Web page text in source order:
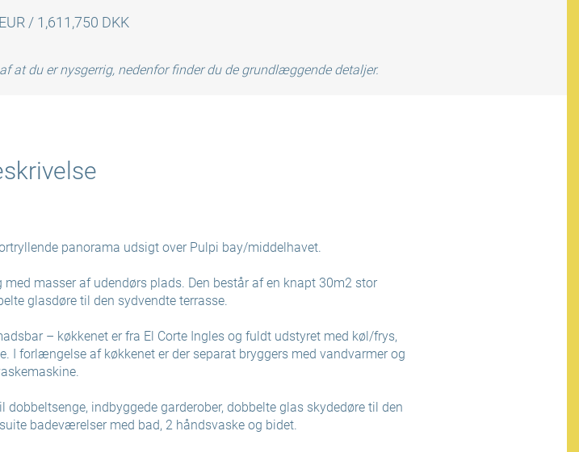
/ 1,611,750 DKK
at du er nysgerrig, nedenfor finder du de grundlæggende detaljer.
panorama udsigt over Pulpi bay/middelhavet.
masser af udendørs plads. Den består af en knapt 30m2 stor
glasdøre til den sydvendte terrasse.
– køkkenet er fra El Corte Ingles og fuldt udstyret med køl/frys,
I forlængelse af køkkenet er der separat bryggers med vandvarmer og
indbyggede garderober, dobbelte glas skydedøre til den
badeværelser med bad, 2 håndsvaske og bidet.